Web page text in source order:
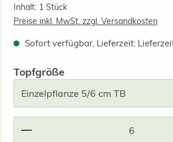
Inhalt: 1 Stück
Preise inkl. MwSt. zzgl. Versandkosten
Sofort verfügbar, Lieferzeit:
Topfgrößeauswählen
Produkt Anzahl: Gib den